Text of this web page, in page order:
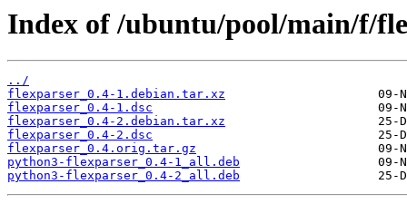
Index of /ubuntu/pool/main/f/
../
flexparser_0.4-1.debian.tar.xz
flexparser_0.4-1.dsc
flexparser_0.4-2.debian.tar.xz
flexparser_0.4-2.dsc
flexparser_0.4.orig.tar.gz
python3-flexparser_0.4-1_all.deb
python3-flexparser_0.4-2_all.deb